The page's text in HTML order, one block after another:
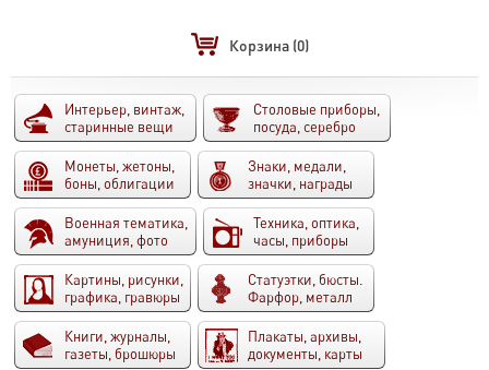
Корзина (0)
Интерьер, винтаж,
старинные вещи
Столовые приборы,
посуда, серебро
Монеты, жетоны,
боны, облигации
Знаки, медали,
значки, награды
Военная тематика,
амуниция, фото
Техника, оптика,
часы, приборы
Картины, рисунки,
графика, гравюры
Статуэтки, бюсты.
Фарфор, металл
Книги, журналы,
газеты, брошюры
Плакаты, архивы,
документы, карты